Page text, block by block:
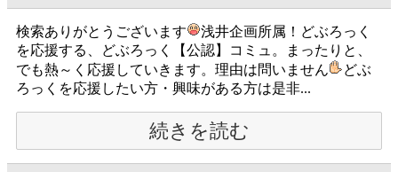
検索ありがとうございます
浅井企画所属！どぶろっく
を応援する、どぶろっく【公認】コミュ。まったりと、
でも熱～く応援していきます。理由は問いません
どぶ
ろっくを応援したい方・興味がある方は是非...
続きを読む